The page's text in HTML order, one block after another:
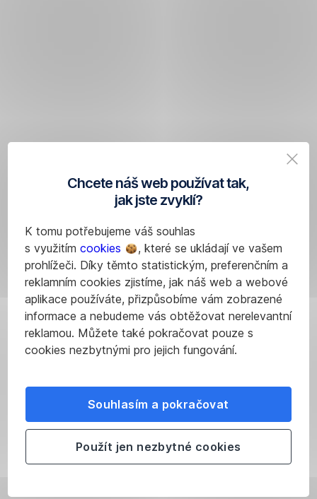
Chcete náš web používat tak,
jak jste zvyklí?
K tomu potřebujeme váš souhlas
s využitím cookies
, které se ukládají ve vašem
prohlížeči. Díky těmto statistickým, preferenčním a
reklamním cookies zjistíme, jak náš web a webové
aplikace používáte, přizpůsobíme vám zobrazené
informace a nebudeme vás obtěžovat nerelevantní
reklamou. Můžete také pokračovat pouze s
cookies nezbytnými pro jejich fungování.
Souhlasím a pokračovat
Použít jen nezbytné cookies